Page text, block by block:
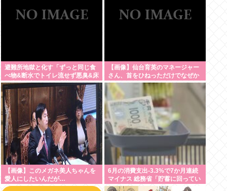
避難所地獄と化す「ずっと同じ食
べ物&断水でトイレ流せず悪臭&床
に直接就寝&コロナ感染」
【画像】仙台育英のマネージャー
さん、首をひねっただけでなぜか
ウインクしたことにされてしまう
www
【画像】このメガネ美人ちゃんを
愛人にしたいんだが…
6月の消費支出-3.3%で7か月連続
マイナス 総務省「貯蓄に回ってい
る可能性」